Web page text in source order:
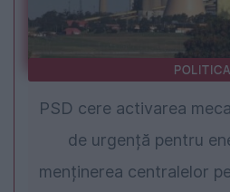
POLITICA
PSD cere activarea
de urgență pentru
menținerea centralelor